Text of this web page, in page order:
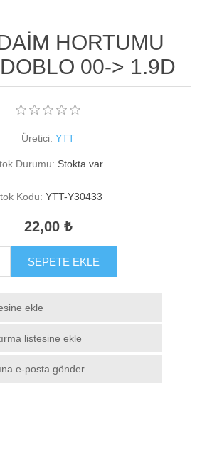
HORTUMU
00-> 1.9D
Üretici: YTT
Durumu: Stokta var
Kodu: YTT-Y30433
22,00 ₺
SEPETE EKLE
ekle
listesine ekle
e-posta gönder